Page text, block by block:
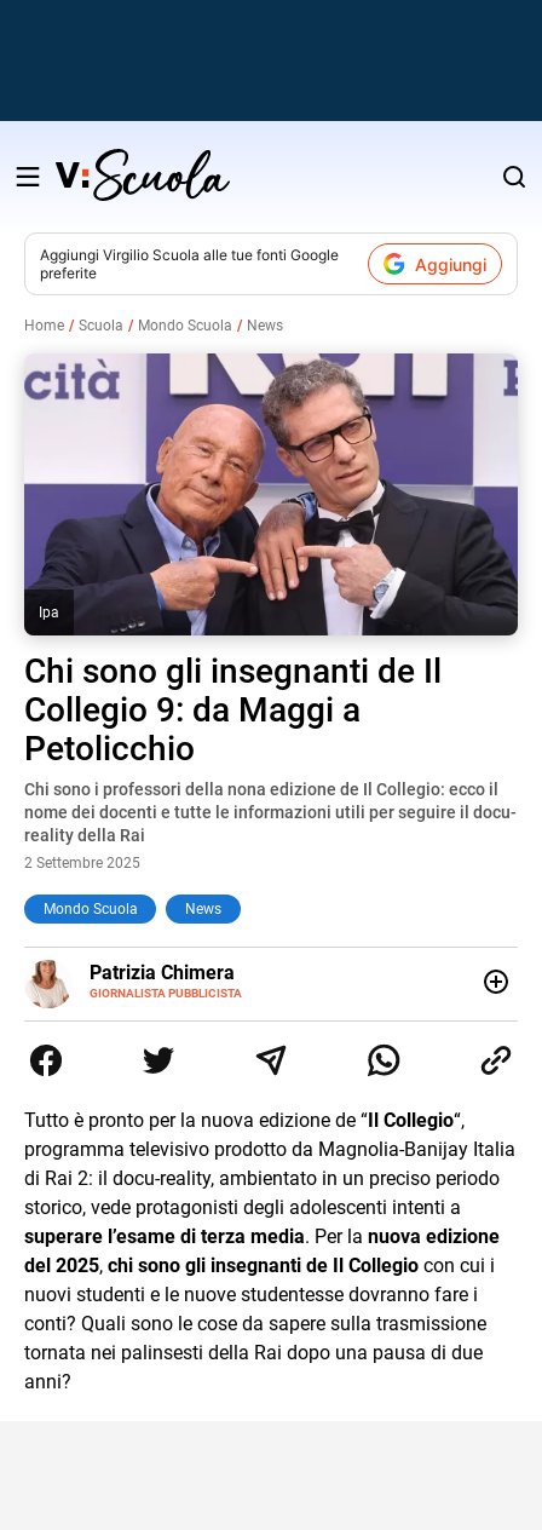
Salta
contenuto
Aggiungi Virgilio Scuola alle tue fonti Google
preferite
Aggiungi
Home Scuola Mondo Scuola News
Ipa
Chi sono gli insegnanti de Il
Collegio 9: da Maggi a
Petolicchio
Chi sono i professori della nona edizione de Il Collegio: ecco il
nome dei docenti e tutte le informazioni utili per seguire il docu-
reality della Rai
2 Settembre 2025
Mondo Scuola News
Patrizia Chimera
GIORNALISTA PUBBLICISTA
E-
MAIL
LINKEDIN
collaborato con grandi gruppi editoriali e agenzie di
comunicazione specializzandosi nella scrittura di articoli
Tutto è pronto per la nuova edizione de “Il Collegio“,
programma televisivo prodotto da Magnolia-Banijay Italia
di Rai 2: il docu-reality, ambientato in un preciso periodo
storico, vede protagonisti degli adolescenti intenti a
superare l’esame di terza media. Per la nuova edizione
del 2025, chi sono gli insegnanti de Il Collegio con cui i
nuovi studenti e le nuove studentesse dovranno fare i
conti? Quali sono le cose da sapere sulla trasmissione
tornata nei palinsesti della Rai dopo una pausa di due
anni?